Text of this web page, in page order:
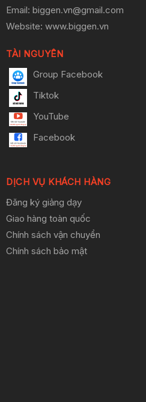
Email: biggen.vn@gmail.com
Website: www.biggen.vn
TÀI NGUYÊN
Group Facebook
Tiktok
YouTube
Facebook
DỊCH VỤ KHÁCH HÀNG
Đăng ký giảng dạy
Giao hàng toàn quốc
Chính sách vận chuyển
Chính sách bảo mật